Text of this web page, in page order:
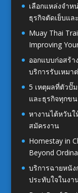
เลือกแหล่งจำ
ธุรกิจตัดเย็บแ
Muay Thai
Improving
ออกแบบก่อสร้า
บริการรับเหมา
5 เหตุผลที่ตัวปั๊
และธุรกิจทุกข
หางานไต้หวัน
สมัครงาน
Homestay in
Beyond
บริการฉายหนั
ประทับใจในง